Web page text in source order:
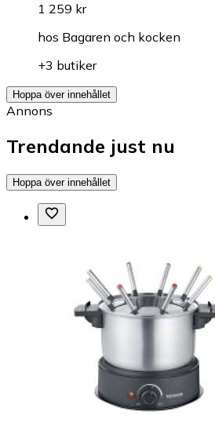
1 259 kr
hos Bagaren och kocken
+3 butiker
Hoppa över innehållet
Annons
Trendande just nu
Hoppa över innehållet